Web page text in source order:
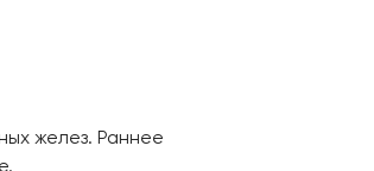
желез. Раннее